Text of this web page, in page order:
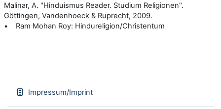
Malinar, A. "Hinduismus Reader. Studium Religionen".
Göttingen, Vandenhoeck & Ruprecht, 2009.
• Ram Mohan Roy: Hindureligion/Christentum
Impressum/Imprint